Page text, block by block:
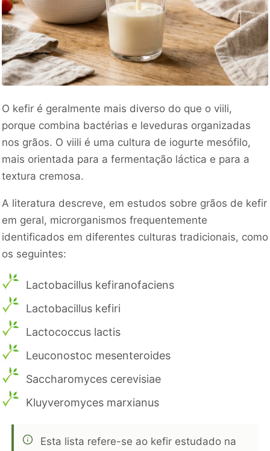
O kefir é geralmente mais diverso do que o viili,
porque combina bactérias e leveduras organizadas
nos grãos. O viili é uma cultura de iogurte mesófilo,
mais orientada para a fermentação láctica e para a
textura cremosa.
A literatura descreve, em estudos sobre grãos de kefir
em geral, microrganismos frequentemente
identificados em diferentes culturas tradicionais, como
os seguintes:
Lactobacillus kefiranofaciens
Lactobacillus kefiri
Lactococcus lactis
Leuconostoc mesenteroides
Saccharomyces cerevisiae
Kluyveromyces marxianus
Esta lista refere-se ao kefir estudado na